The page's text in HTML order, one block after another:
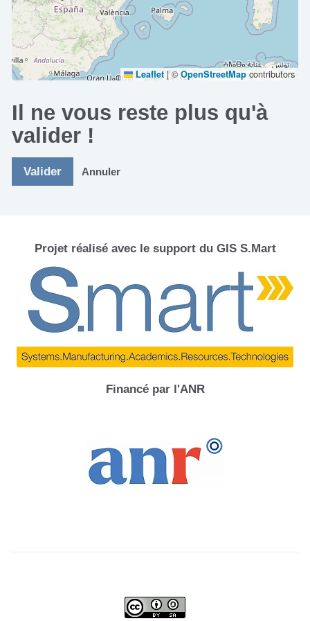
Leaflet |© OpenStreetMap contributors
Il ne vous reste plus qu'à
valider !
Valider Annuler
Projet réalisé avec le support du GIS S.Mart
Financé par l'ANR